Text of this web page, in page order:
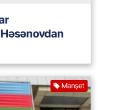
Manşet